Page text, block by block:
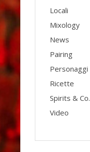
Locali
Mixology
News
Pairing
Personaggi
Ricette
Spirits & Co.
Video